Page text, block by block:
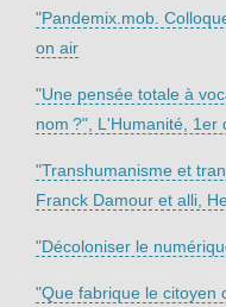
"Pandemix.mob.
on air
"Une pensée totale à
nom ?", L'Humanité, 1er
"Transhumanisme et
Franck Damour et alli,
"Décoloniser le
"Que fabrique le citoyen